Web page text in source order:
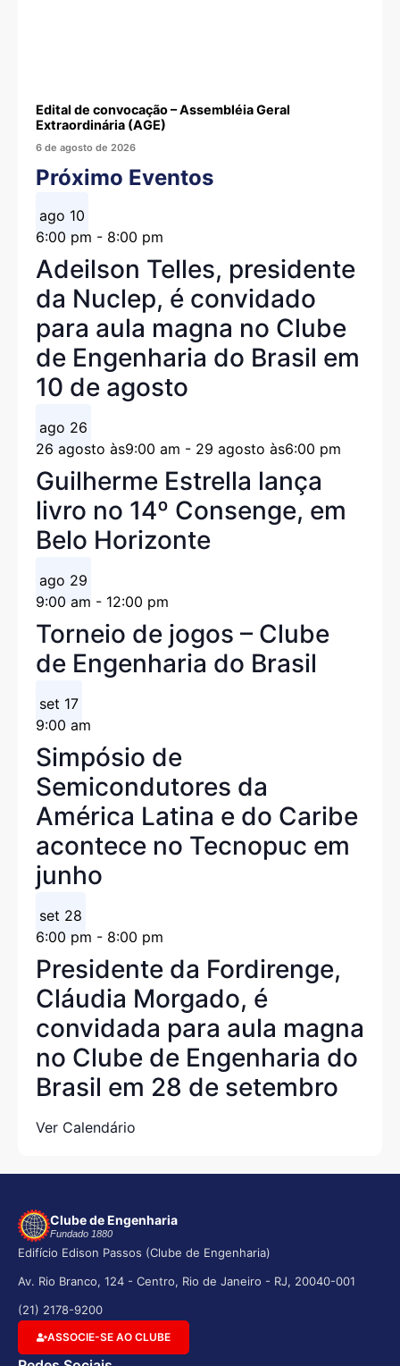
Edital de convocação – Assembléia Geral
Extraordinária (AGE)
6 de agosto de 2026
Próximo Eventos
ago 10
6:00 pm - 8:00 pm
Adeilson Telles, presidente
da Nuclep, é convidado
para aula magna no Clube
de Engenharia do Brasil em
10 de agosto
ago 26
26 agosto às9:00 am - 29 agosto às6:00 pm
Guilherme Estrella lança
livro no 14º Consenge, em
Belo Horizonte
ago 29
9:00 am - 12:00 pm
Torneio de jogos – Clube
de Engenharia do Brasil
set 17
9:00 am
Simpósio de
Semicondutores da
América Latina e do Caribe
acontece no Tecnopuc em
junho
set 28
6:00 pm - 8:00 pm
Presidente da Fordirenge,
Cláudia Morgado, é
convidada para aula magna
no Clube de Engenharia do
Brasil em 28 de setembro
Ver Calendário
Clube de Engenharia
Fundado 1880
Edifício Edison Passos (Clube de Engenharia)
Av. Rio Branco, 124 - Centro, Rio de Janeiro - RJ, 20040-001
(21) 2178-9200
ASSOCIE-SE AO CLUBE